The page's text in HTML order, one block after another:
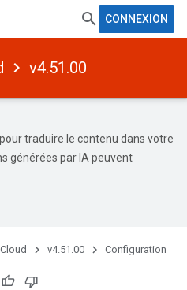
CONNEXION
v4.51.00
traduire le contenu dans votre
générées par IA peuvent
v4.51.00 Configuration